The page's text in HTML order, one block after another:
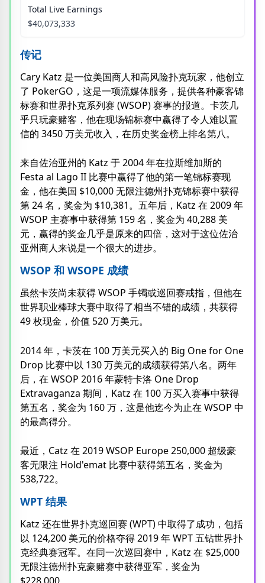
Total Live Earnings
$40,073,333
传记
Cary Katz 是一位美国商人和高风险扑克玩家，他创立
了 PokerGO，这是一项流媒体服务，提供各种豪客锦
标赛和世界扑克系列赛 (WSOP) 赛事的报道。卡茨几
乎只玩豪赌客，他在现场锦标赛中赢得了令人难以置
信的 3450 万美元收入，在历史奖金榜上排名第八。
来自佐治亚州的 Katz 于 2004 年在拉斯维加斯的
Festa al Lago II 比赛中赢得了他的第一笔锦标赛现
金，他在美国 $10,000 无限注德州扑克锦标赛中获得
第 24 名，奖金为 $10,381。五年后，Katz 在 2009 年
WSOP 主赛事中获得第 159 名，奖金为 40,288 美
元，赢得的奖金几乎是原来的四倍，这对于这位佐治
亚州商人来说是一个很大的进步。
WSOP 和 WSOPE 成绩
虽然卡茨尚未获得 WSOP 手镯或巡回赛戒指，但他在
世界职业棒球大赛中取得了相当不错的成绩，共获得
49 枚现金，价值 520 万美元。
2014 年，卡茨在 100 万美元买入的 Big One for One
Drop 比赛中以 130 万美元的成绩获得第八名。两年
后，在 WSOP 2016 年蒙特卡洛 One Drop
Extravaganza 期间，Katz 在 100 万买入赛事中获得
第五名，奖金为 160 万，这是他迄今为止在 WSOP 中
的最高得分。
最近，Catz 在 2019 WSOP Europe 250,000 超级豪
客无限注 Hold'emat 比赛中获得第五名，奖金为
538,722。
WPT 结果
Katz 还在世界扑克巡回赛 (WPT) 中取得了成功，包括
以 124,200 美元的价格夺得 2019 年 WPT 五钻世界扑
克经典赛冠军。在同一次巡回赛中，Katz 在 $25,000
无限注德州扑克豪赌赛中获得亚军，奖金为